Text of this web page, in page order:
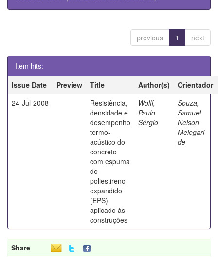
previous 1 next
Item hits:
Issue Date
Preview Title Author(s)
Orientador
24-Jul-2008
Resistência,
densidade e
desempenho
termo-
acústico do
concreto
com espuma
de
poliestireno
expandido
(EPS)
aplicado às
construções
Wolff,
Paulo
Sérgio
Souza,
Samuel
Nelson
Melegari
de
Share